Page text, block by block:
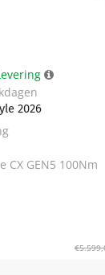
2026
CX GEN5 100Nm
€